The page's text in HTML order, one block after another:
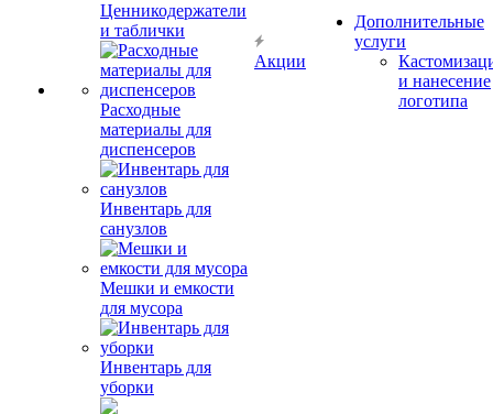
Ценникодержатели
и таблички
Расходные
материалы для
диспенсеров
Инвентарь для
санузлов
Мешки и емкости
для мусора
Инвентарь для
уборки
Акции
Дополнительные
услуги
и нанесение
логотипа